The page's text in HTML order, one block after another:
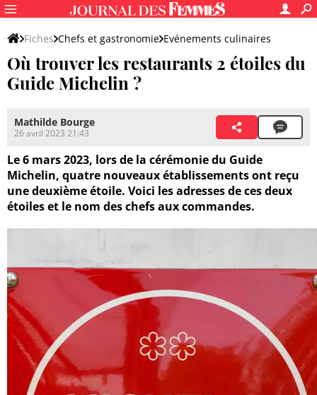
Fiches Chefs et gastronomie Evénements culinaires
Où trouver les restaurants 2 étoiles du
Guide Michelin ?
Mathilde Bourge
26 avril 2023 21:43
Le 6 mars 2023, lors de la cérémonie du Guide
Michelin, quatre nouveaux établissements ont reçu
une deuxième étoile. Voici les adresses de ces deux
étoiles et le nom des chefs aux commandes.